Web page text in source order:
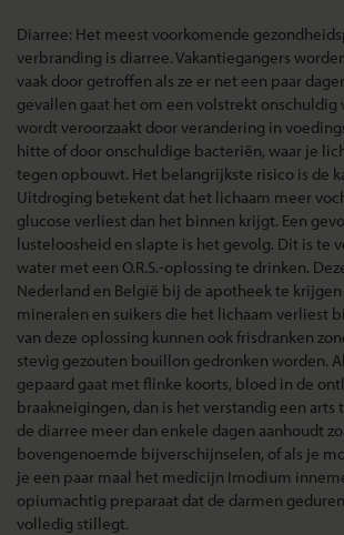
Diarree: Het meest voorkomende
verbranding is diarree. Vakantiegangers
vaak door getroffen als ze er net een paar
gevallen gaat het om een volstrekt onschuldig
wordt veroorzaakt door verandering in
hitte of door onschuldige bacteriën, waar je
tegen opbouwt. Het belangrijkste risico is de
Uitdroging betekent dat het lichaam meer
glucose verliest dan het binnen krijgt. Een
lusteloosheid en slapte is het gevolg. Dit is te
water met een O.R.S.-oplossing te drinken.
Nederland en België bij de apotheek te
mineralen en suikers die het lichaam verliest
van deze oplossing kunnen ook frisdranken
stevig gezouten bouillon gedronken worden.
gepaard gaat met flinke koorts, bloed in de
braakneigingen, dan is het verstandig een arts
de diarree meer dan enkele dagen aanhoudt
bovengenoemde bijverschijnselen, of als je
je een paar maal het medicijn Imodium
opiumachtig preparaat dat de darmen
volledig stillegt.